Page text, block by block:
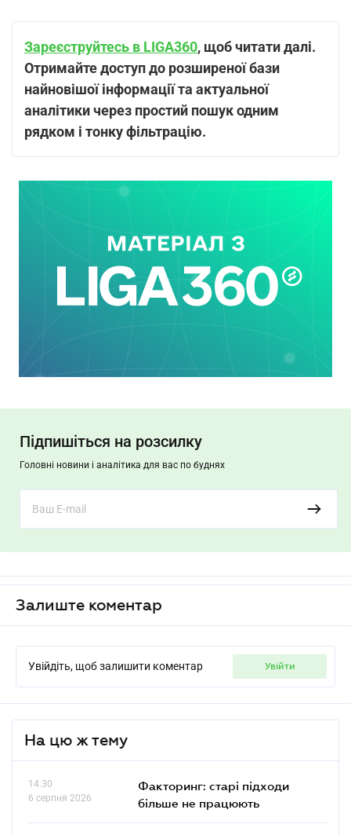
Зареєструйтесь в LIGA360, щоб читати далі.
Отримайте доступ до розширеної бази
найновішої інформації та актуальної
аналітики через простий пошук одним
рядком і тонку фільтрацію.
Підпишіться на розсилку
Головні новини і аналітика для вас по буднях
Залиште коментар
Увійдіть, щоб залишити коментар увійти
На цю ж тему
14.30
6 серпня 2026
Факторинг: старі підходи
більше не працюють